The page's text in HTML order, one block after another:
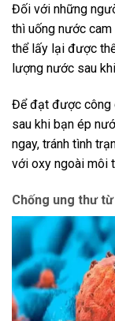
Đối với những
thì uống nước
thể lấy lại được
lượng nước sau
Để đạt được công
sau khi bạn ép
ngay, tránh tình
với oxy ngoài môi
Chống ung thư